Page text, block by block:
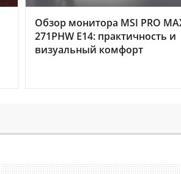
Обзор монитора MSI PRO
271PHW E14: практичность и
визуальный комфорт